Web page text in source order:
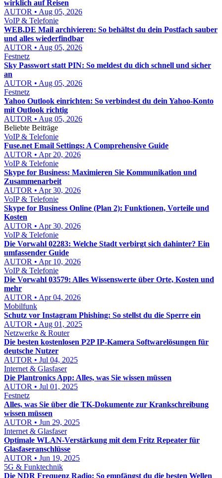
wirklich auf Reisen
AUTOR • Aug 05, 2026
VoIP & Telefonie
WEB.DE Mail archivieren: So behältst du dein Postfach sauber
und alles wiederfindbar
AUTOR • Aug 05, 2026
Festnetz
Sky Passwort statt PIN: So meldest du dich schnell und sicher
an
AUTOR • Aug 05, 2026
Festnetz
Yahoo Outlook einrichten: So verbindest du dein Yahoo-Konto
mit Outlook richtig
AUTOR • Aug 05, 2026
Beliebte Beiträge
VoIP & Telefonie
Fuse.net Email Settings: A Comprehensive Guide
AUTOR • Apr 20, 2026
VoIP & Telefonie
Skype for Business: Maximieren Sie Kommunikation und
Zusammenarbeit
AUTOR • Apr 30, 2026
VoIP & Telefonie
Skype for Business Online (Plan 2): Funktionen, Vorteile und
Kosten
AUTOR • Apr 30, 2026
VoIP & Telefonie
Die Vorwahl 02283: Welche Stadt verbirgt sich dahinter? Ein
umfassender Guide
AUTOR • Apr 10, 2026
VoIP & Telefonie
Die Vorwahl 03579: Alles Wissenswerte über Orte, Kosten und
mehr
AUTOR • Apr 04, 2026
Mobilfunk
Schutz vor Instagram Phishing: So stellst du die Sperre ein
AUTOR • Aug 01, 2025
Netzwerke & Router
Die besten kostenlosen P2P IP-Kamera Softwarelösungen für
deutsche Nutzer
AUTOR • Jul 04, 2025
Internet & Glasfaser
Die Plantronics App: Alles, was Sie wissen müssen
AUTOR • Jul 01, 2025
Festnetz
Alles, was Sie über die TK-Dokumente zur Krankschreibung
wissen müssen
AUTOR • Jun 29, 2025
Internet & Glasfaser
Optimale WLAN-Verstärkung mit dem Fritz Repeater für
Glasfaseranschlüsse
AUTOR • Jun 19, 2025
5G & Funktechnik
Die NDR Frequenz Radio: So empfängst du die besten Wellen